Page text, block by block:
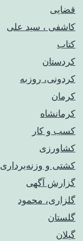
قضایی
کاشفی ، سید علی
کتاب
کردستان
کردونی، روزبه
کرمان
کرمانشاه
کسب و کار
کشاورزی
کشتی و وزنه‌برداری
گزارش آگهی
گلزاری، محمود
گلستان
گیلان